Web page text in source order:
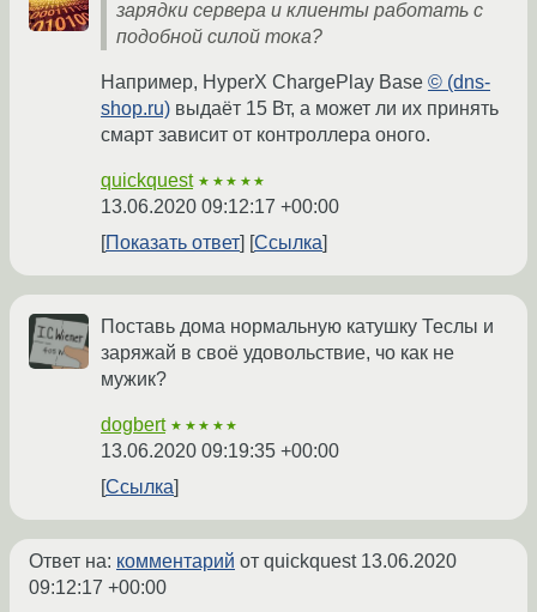
зарядки сервера и клиенты работать с
подобной силой тока?
Например, HyperX ChargePlay Base © (dns-
shop.ru) выдаёт 15 Вт, а может ли их принять
смарт зависит от контроллера оного.
quickquest ★★★★★
13.06.2020 09:12:17 +00:00
Показать ответ
Ссылка
Поставь дома нормальную катушку Теслы и
заряжай в своё удовольствие, чо как не
мужик?
dogbert ★★★★★
13.06.2020 09:19:35 +00:00
Ссылка
Ответ на: комментарий от quickquest 13.06.2020
09:12:17 +00:00